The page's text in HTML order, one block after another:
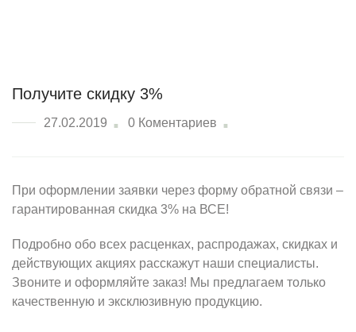
Получите скидку 3%
27.02.2019 0 Коментариев
При оформлении заявки через форму обратной связи –
гарантированная скидка 3% на ВСЕ!
Подробно обо всех расценках, распродажах, скидках и
действующих акциях расскажут наши специалисты.
Звоните и оформляйте заказ! Мы предлагаем только
качественную и эксклюзивную продукцию.